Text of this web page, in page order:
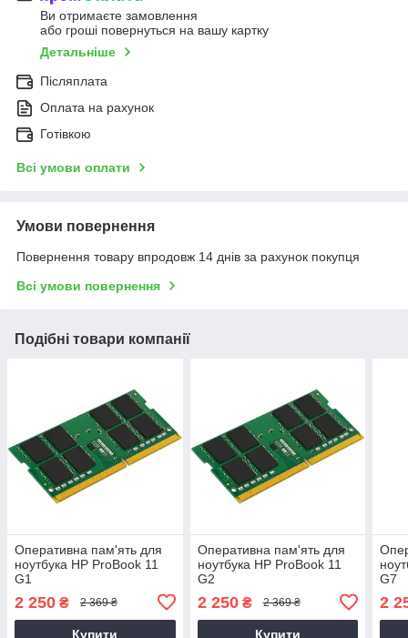
Ви отримаєте замовлення
або гроші повернуться на вашу картку
Детальніше
Післяплата
Оплата на рахунок
Готівкою
Всі умови оплати
Умови повернення
Повернення товару впродовж 14 днів за рахунок покупця
Всі умови повернення
Подібні товари компанії
Оперативна пам'ять для
ноутбука HP ProBook 11
G1
2 250 ₴ 2 369 ₴
Купити
Оперативна пам'ять для
ноутбука HP ProBook 11
G2
2 250₴ 2 369 ₴
Купити
G7
2